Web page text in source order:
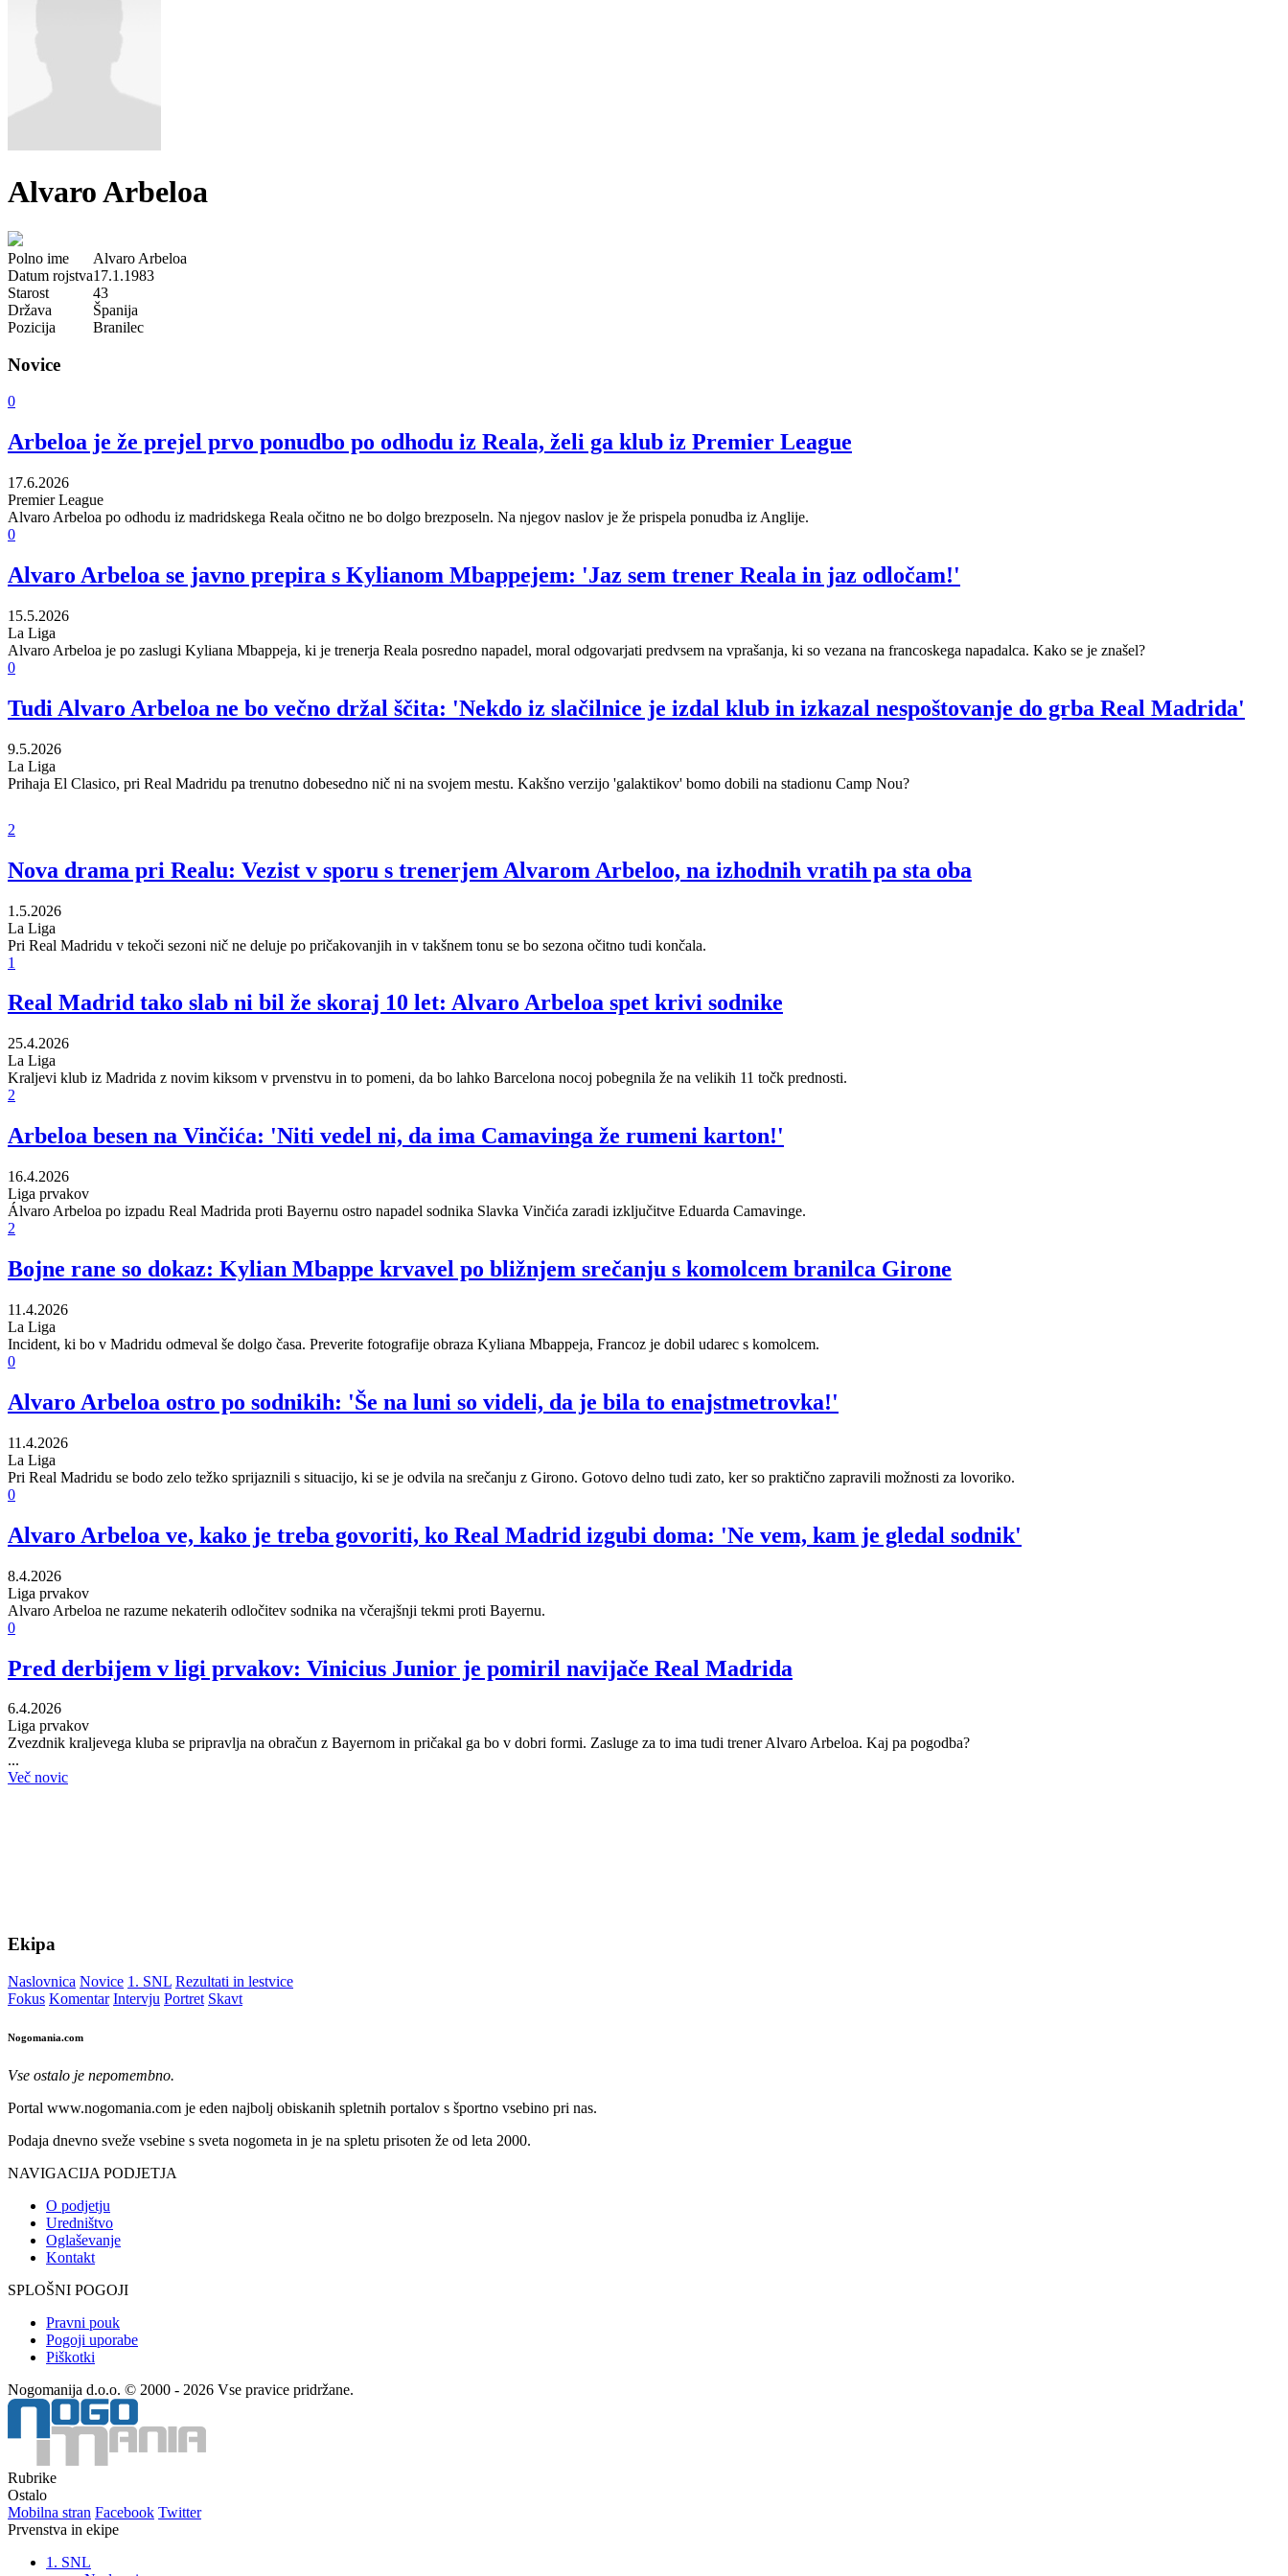
Alvaro Arbeloa
Polno ime
Alvaro Arbeloa
Datum rojstva17.1.1983
Starost
43
Država
Španija
Pozicija
Branilec
Novice
0
Arbeloa je že prejel prvo ponudbo po odhodu iz Reala, želi ga klub iz Premier League
17.6.2026
Premier League
Alvaro Arbeloa po odhodu iz madridskega Reala očitno ne bo dolgo brezposeln. Na njegov naslov je že prispela ponudba iz Anglije.
0
Alvaro Arbeloa se javno prepira s Kylianom Mbappejem: 'Jaz sem trener Reala in jaz odločam!'
15.5.2026
La Liga
Alvaro Arbeloa je po zaslugi Kyliana Mbappeja, ki je trenerja Reala posredno napadel, moral odgovarjati predvsem na vprašanja, ki so vezana na francoskega napadalca. Kako se je znašel?
0
Tudi Alvaro Arbeloa ne bo večno držal ščita: 'Nekdo iz slačilnice je izdal klub in izkazal nespoštovanje do grba Real Madrida'
9.5.2026
La Liga
Prihaja El Clasico, pri Real Madridu pa trenutno dobesedno nič ni na svojem mestu. Kakšno verzijo 'galaktikov' bomo dobili na stadionu Camp Nou?
2
Nova drama pri Realu: Vezist v sporu s trenerjem Alvarom Arbeloo, na izhodnih vratih pa sta oba
1.5.2026
La Liga
Pri Real Madridu v tekoči sezoni nič ne deluje po pričakovanjih in v takšnem tonu se bo sezona očitno tudi končala.
1
Real Madrid tako slab ni bil že skoraj 10 let: Alvaro Arbeloa spet krivi sodnike
25.4.2026
La Liga
Kraljevi klub iz Madrida z novim kiksom v prvenstvu in to pomeni, da bo lahko Barcelona nocoj pobegnila že na velikih 11 točk prednosti.
2
Arbeloa besen na Vinčića: 'Niti vedel ni, da ima Camavinga že rumeni karton!'
16.4.2026
Liga prvakov
Álvaro Arbeloa po izpadu Real Madrida proti Bayernu ostro napadel sodnika Slavka Vinčića zaradi izključitve Eduarda Camavinge.
2
Bojne rane so dokaz: Kylian Mbappe krvavel po bližnjem srečanju s komolcem branilca Girone
11.4.2026
La Liga
Incident, ki bo v Madridu odmeval še dolgo časa. Preverite fotografije obraza Kyliana Mbappeja, Francoz je dobil udarec s komolcem.
0
Alvaro Arbeloa ostro po sodnikih: 'Še na luni so videli, da je bila to enajstmetrovka!'
11.4.2026
La Liga
Pri Real Madridu se bodo zelo težko sprijaznili s situacijo, ki se je odvila na srečanju z Girono. Gotovo delno tudi zato, ker so praktično zapravili možnosti za lovoriko.
0
Alvaro Arbeloa ve, kako je treba govoriti, ko Real Madrid izgubi doma: 'Ne vem, kam je gledal sodnik'
8.4.2026
Liga prvakov
Alvaro Arbeloa ne razume nekaterih odločitev sodnika na včerajšnji tekmi proti Bayernu.
0
Pred derbijem v ligi prvakov: Vinicius Junior je pomiril navijače Real Madrida
6.4.2026
Liga prvakov
Zvezdnik kraljevega kluba se pripravlja na obračun z Bayernom in pričakal ga bo v dobri formi. Zasluge za to ima tudi trener Alvaro Arbeloa. Kaj pa pogodba?
...
Več novic
Ekipa
Naslovnica Novice 1. SNL Rezultati in lestvice
Fokus Komentar Intervju Portret Skavt
Nogomania.com
Vse ostalo je nepomembno.
Portal www.nogomania.com je eden najbolj obiskanih spletnih portalov s športno vsebino pri nas.
Podaja dnevno sveže vsebine s sveta nogometa in je na spletu prisoten že od leta 2000.
NAVIGACIJA PODJETJA
O podjetju
Uredništvo
Oglaševanje
Kontakt
SPLOŠNI POGOJI
Pravni pouk
Pogoji uporabe
Piškotki
Nogomanija d.o.o. © 2000 - 2026 Vse pravice pridržane.
Rubrike
Ostalo
Mobilna stran Facebook Twitter
Prvenstva in ekipe
1. SNL